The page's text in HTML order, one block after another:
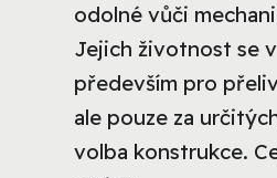
odolné vůči
Jejich životnost se
především pro
ale pouze za
volba konstrukce.